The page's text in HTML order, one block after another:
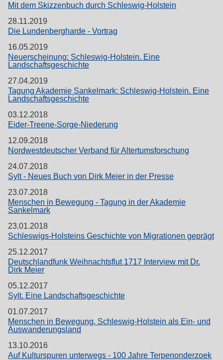
Mit dem Skizzenbuch durch Schleswig-Holstein
28.11.2019
Die Lundenbergharde - Vortrag
16.05.2019
Neuerscheinung: Schleswig-Holstein. Eine
Landschaftsgeschichte
27.04.2019
Tagung Akademie Sankelmark: Schleswig-Holstein. Eine
Landschaftsgeschichte
03.12.2018
Eider-Treene-Sorge-Niederung
12.09.2018
Nordwestdeutscher Verband für Altertumsforschung
24.07.2018
Sylt - Neues Buch von Dirk Meier in der Presse
23.07.2018
Menschen in Bewegung - Tagung in der Akademie
Sankelmark
23.01.2018
Schleswigs-Holsteins Geschichte von Migrationen geprägt
25.12.2017
Deutschlandfunk Weihnachtsflut 1717 Interview mit Dr.
Dirk Meier
05.12.2017
Sylt. Eine Landschaftsgeschichte
01.07.2017
Menschen in Bewegung. Schleswig-Holstein als Ein- und
Auswanderungsland
13.10.2016
Auf Kulturspuren unterwegs - 100 Jahre Terpenonderzoek